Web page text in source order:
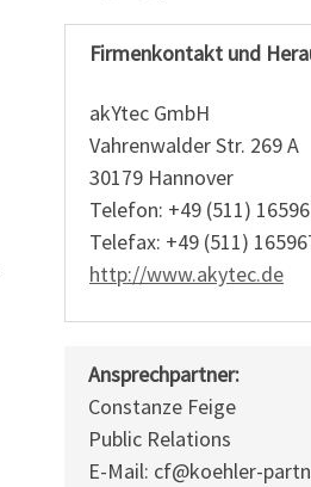
Firmenkontakt und
akYtec GmbH
Vahrenwalder Str. 269 A
30179 Hannover
Telefon: +49 (511)
Telefax: +49 (511)
http://www.akytec.de
Ansprechpartner:
Constanze Feige
Public Relations
E-Mail: cf@koehler-